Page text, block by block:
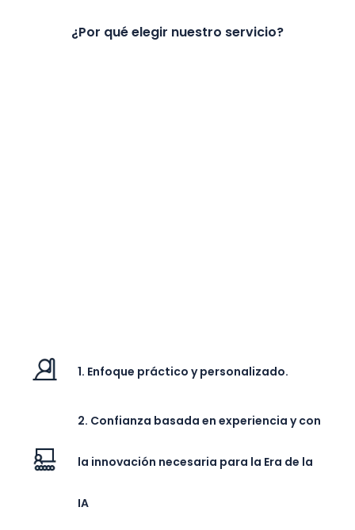
¿Por qué elegir nuestro servicio?
1. Enfoque práctico y personalizado.
2. Confianza basada en experiencia y con
la innovación necesaria para la Era de la
IA